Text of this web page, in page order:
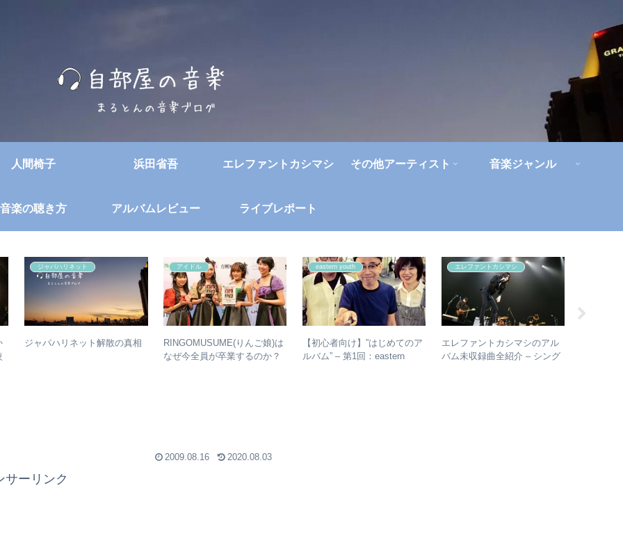
人間椅子 浜田省吾 エレファントカシマシ その他アーティスト 音楽ジャンル
音楽の聴き方 アルバムレビュー ライブレポート
ジャパハリネット
ジャパハリネット解散の真相
アイドル
RINGOMUSUME(りんご娘)は
なぜ今全員が卒業するのか？
eastern youth
【初心者向け】”はじめてのア
ルバム” – 第1回：eastern
エレファントカシマシ
エレファントカシマシのアル
バム未収録曲全紹介 – シング
2009.08.16 2020.08.03
サーリンク